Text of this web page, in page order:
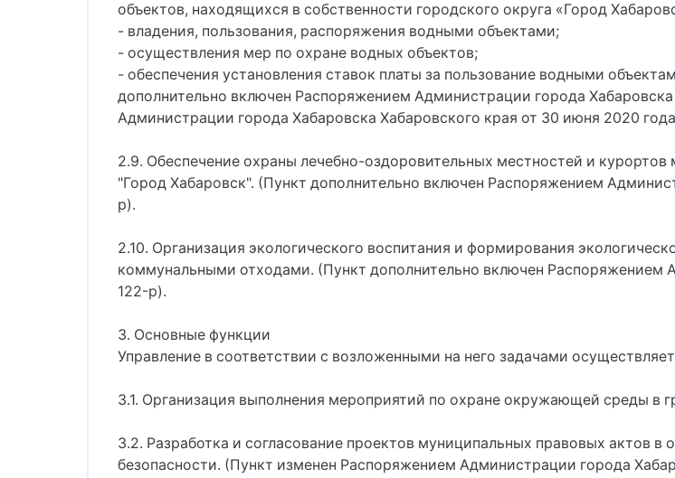
объектов, находящихся в собственности городского округа «Город
- владения, пользования, распоряжения водными объектами;
- осуществления мер по охране водных объектов;
- обеспечения установления ставок платы за пользование водными
дополнительно включен Распоряжением Администрации города
Администрации города Хабаровска Хабаровского края от 30 июня 2020
2.9. Обеспечение охраны лечебно-оздоровительных местностей и курортов
"Город Хабаровск". (Пункт дополнительно включен Распоряжением
р).
2.10. Организация экологического воспитания и формирования
коммунальными отходами. (Пункт дополнительно включен Распоряжением
122-р).
3. Основные функции
Управление в соответствии с возложенными на него задачами
3.1. Организация выполнения мероприятий по охране окружающей среды в
3.2. Разработка и согласование проектов муниципальных правовых актов
безопасности. (Пункт изменен Распоряжением Администрации города